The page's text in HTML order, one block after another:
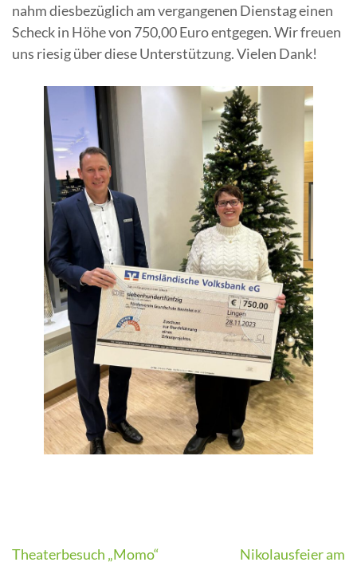
nahm diesbezüglich am vergangenen Dienstag einen
Scheck in Höhe von 750,00 Euro entgegen. Wir freuen
uns riesig über diese Unterstützung. Vielen Dank!
Beitragsnavigation
Theaterbesuch „Momo“ Nikolausfeier am